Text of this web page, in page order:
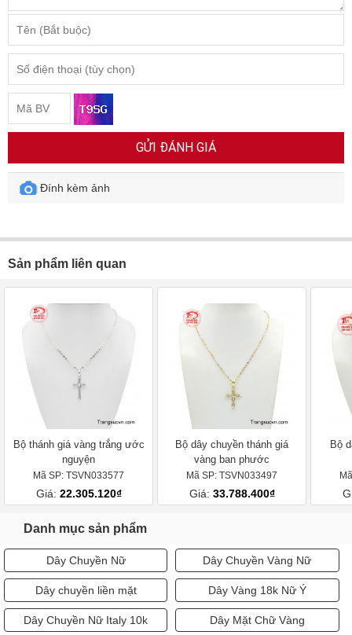
GỬI ĐÁNH GIÁ
Đính kèm ảnh
Sản phẩm liên quan
Bộ thánh giá vàng trắng ước
nguyện
Mã SP: TSVN033577
Giá: 22.305.120₫
Bộ dây chuyền thánh giá
vàng ban phước
Mã SP: TSVN033497
Giá: 33.788.400₫
Bộ
Danh mục sản phẩm
Dây Chuyền Nữ Dây Chuyền Vàng Nữ
Dây chuyền liền mặt Dây Vàng 18k Nữ Ý
Dây Chuyền Nữ Italy 10k Dây Mặt Chữ Vàng